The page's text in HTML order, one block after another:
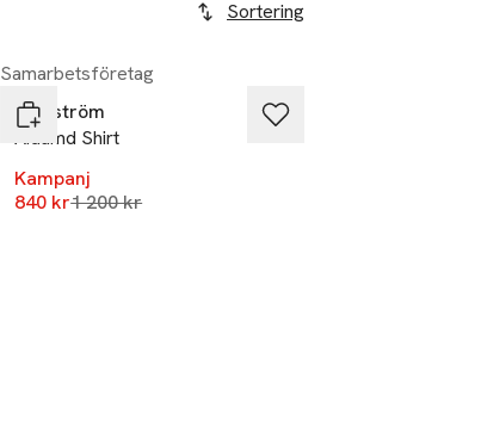
Sortering
Samarbetsföretag
Modström
Aidamd Shirt
Kampanj
840 krLägsta pris 30 dagar
1 200 kr